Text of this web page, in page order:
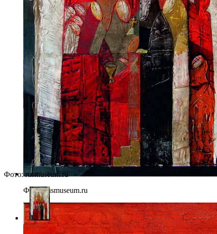
Фото: rusmuseum.ru
Фото: rusmuseum.ru